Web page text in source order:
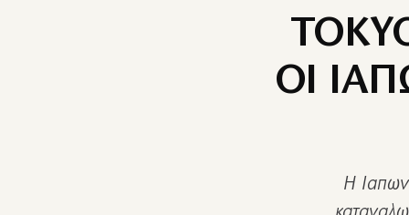
ΟΙ
Η